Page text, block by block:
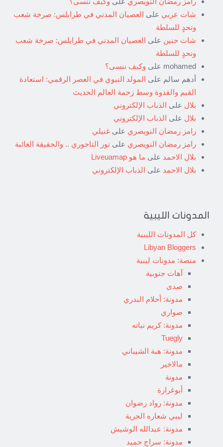
شات عربي على العصيان المدني في طرابلس: صرخة شعب
وتحدٍ للسلطة
شات حنين على العصيان المدني في طرابلس: صرخة شعب
وتحدٍ للسلطة
mohamed على وكيف ننسى؟
أدهم سالم على المولد النبوي في العصر الرقمي: استعادة
القيم والقدوة وسط زحمة العالم الحديث
بلال على الذباب الإلكتروني
بلال على الذباب الإلكتروني
رامز رمضان النويصري على غنيلي
رامز رمضان النويصري على نور التاجوري .. والحقيقة الغائبة
بلال الاحمد على ما هو Liveuamap
بلال الاحمد على الذباب الإلكتروني
المدونات الليبية
كل المدونات الليبية
Libyan Bloggers
منصة: مدونات ليبية
آهات جنوبية
صدى
مدونة: أحلام البدري
صواري
مدونة: كريم نباته
Tuegly
مدونة: هبة الشيباني
مالاخير
مدونة
أبوغرارة
مدونة: رواد رضوان
ليبي شعاره الحرية
مدونة: عبدالله الوشيش
مدونة: سراج حميد